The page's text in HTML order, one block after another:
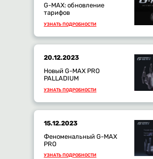
G-MAX: обновление
тарифов
УЗНАТЬ ПОДРОБНОСТИ
20.12.2023
Новый G-MAX PRO
PALLADIUM
УЗНАТЬ ПОДРОБНОСТИ
15.12.2023
Феноменальный G-MAX
PRO
УЗНАТЬ ПОДРОБНОСТИ